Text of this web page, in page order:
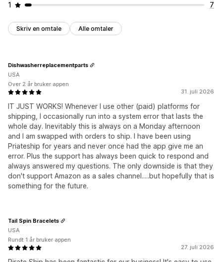
1
7
Skriv en omtale Alle omtaler
31. juli 2026
IT JUST WORKS! Whenever I use other (paid) platforms for
shipping, I occasionally run into a system error that lasts the
whole day. Inevitably this is always on a Monday afternoon
and I am swapped with orders to ship. I have been using
Priateship for years and never once had the app give me an
error. Plus the support has always been quick to respond and
always answered my questions. The only downside is that they
don't support Amazon as a sales channel.....but hopefully that is
something for the future.
Dishwasherreplacementparts
USA
Over 2 år bruker appen
27. juli 2026
Tail Spin Bracelets
USA
Rundt 1 år bruker appen